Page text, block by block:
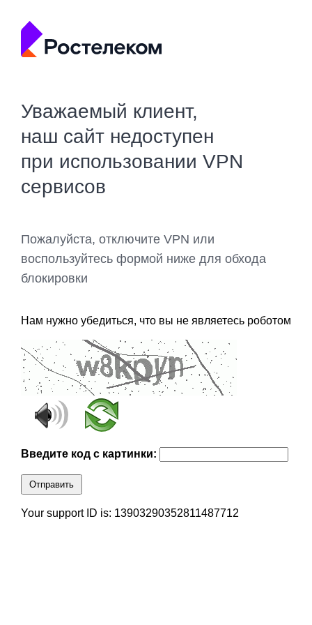
Уважаемый клиент,
наш сайт недоступен
при использовании VPN
сервисов
Пожалуйста, отключите VPN или
воспользуйтесь формой ниже для обхода
блокировки
Нам нужно убедиться, что вы не являетесь роботом
Введите код с картинки:
Отправить
Your support ID is: 13903290352811487712